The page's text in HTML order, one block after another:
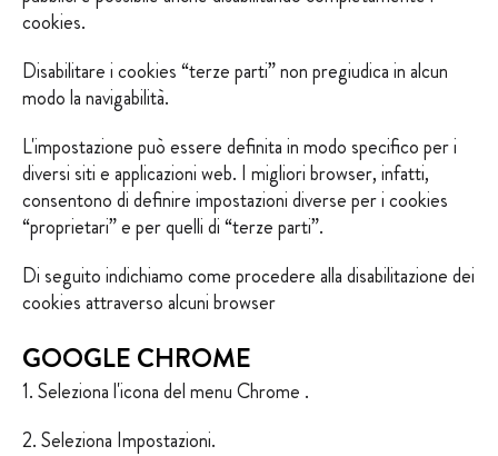
cookies.
Disabilitare i cookies “terze parti” non pregiudica in alcun
modo la navigabilità.
L'impostazione può essere definita in modo specifico per i
diversi siti e applicazioni web. I migliori browser, infatti,
consentono di definire impostazioni diverse per i cookies
“proprietari” e per quelli di “terze parti”.
Di seguito indichiamo come procedere alla disabilitazione dei
cookies attraverso alcuni browser
GOOGLE CHROME
1. Seleziona l'icona del menu Chrome .
2. Seleziona Impostazioni.